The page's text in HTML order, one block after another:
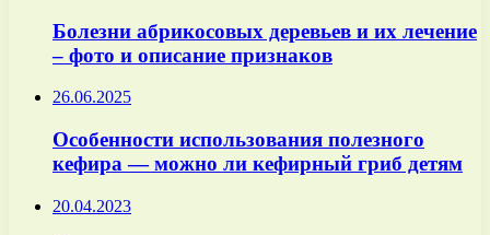
Болезни абрикосовых деревьев и их лечение
– фото и описание признаков
26.06.2025
Особенности использования полезного
кефира — можно ли кефирный гриб детям
20.04.2023